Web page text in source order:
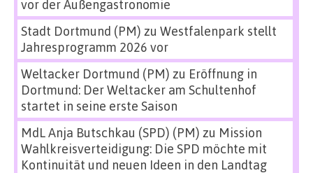
vor der Außengastronomie
Stadt Dortmund (PM) zu Westfalenpark stellt
Jahresprogramm 2026 vor
Weltacker Dortmund (PM) zu Eröffnung in
Dortmund: Der Weltacker am Schultenhof
startet in seine erste Saison
MdL Anja Butschkau (SPD) (PM) zu Mission
Wahlkreisverteidigung: Die SPD möchte mit
Kontinuität und neuen Ideen in den Landtag